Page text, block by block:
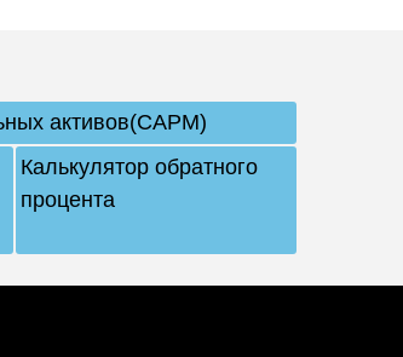
активов(CAPM)
Калькулятор обратного
процента